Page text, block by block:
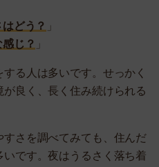
どう？ 」
じ？ 」
る人は多いです。せっかく
良く、長く住み続けられる
すさを調べてみても、住んだ
です。夜はうるさく落ち着